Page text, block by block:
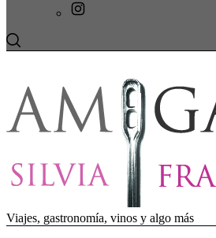
Viajes, gastronomía, vinos y algo más